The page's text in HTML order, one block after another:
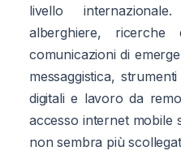
livello
alberghiere,
comunicazioni di
messaggistica,
digitali e lavoro da
accesso internet mobile
non sembra più